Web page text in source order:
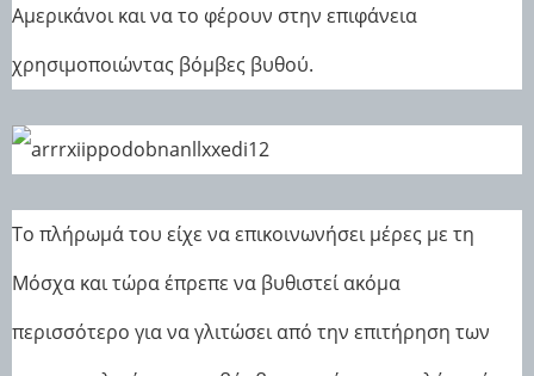
Αμερικάνοι και να το φέρουν στην επιφάνεια
χρησιμοποιώντας βόμβες βυθού.
Το πλήρωμά του είχε να επικοινωνήσει μέρες με τη
Μόσχα και τώρα έπρεπε να βυθιστεί ακόμα
περισσότερο για να γλιτώσει από την επιτήρηση των